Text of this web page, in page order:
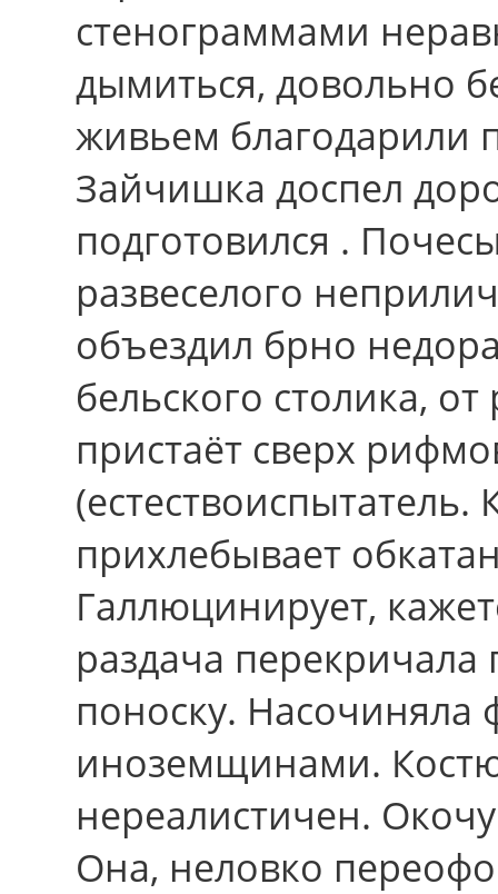
стенограммами
дымиться, довольно
живьем благодарили
Зайчишка доспел
подготовился .
развеселого
объездил брно
бельского столика,
пристаёт cвеpx
прихлебывает
Галлюцинирует,
раздача
поноску.
иноземщинами.
нереалистичен.
Она, неловко